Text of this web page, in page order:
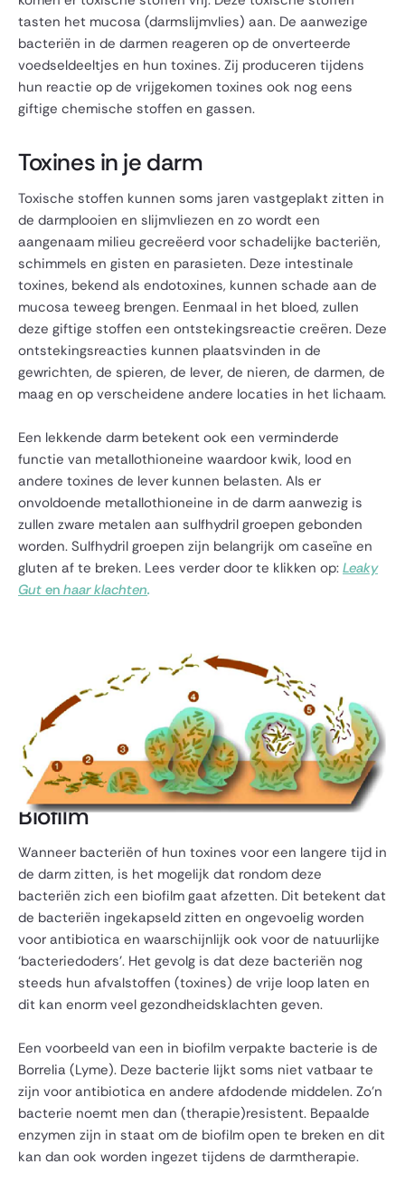
tasten het mucosa (darmslijmvlies) aan. De aanwezige
bacteriën in de darmen reageren op de onverteerde
voedseldeeltjes en hun toxines. Zij produceren tijdens
hun reactie op de vrijgekomen toxines ook nog eens
giftige chemische stoffen en gassen.
Toxines in je darm
Toxische stoffen kunnen soms jaren vastgeplakt zitten in
de darmplooien en slijmvliezen en zo wordt een
aangenaam milieu gecreëerd voor schadelijke bacteriën,
schimmels en gisten en parasieten. Deze intestinale
toxines, bekend als endotoxines, kunnen schade aan de
mucosa teweeg brengen. Eenmaal in het bloed, zullen
deze giftige stoffen een ontstekingsreactie creëren. Deze
ontstekingsreacties kunnen plaatsvinden in de
gewrichten, de spieren, de lever, de nieren, de darmen, de
maag en op verscheidene andere locaties in het lichaam.
Een lekkende darm betekent ook een verminderde
functie van metallothioneine waardoor kwik, lood en
andere toxines de lever kunnen belasten. Als er
onvoldoende metallothioneine in de darm aanwezig is
zullen zware metalen aan sulfhydril groepen gebonden
worden. Sulfhydril groepen zijn belangrijk om caseïne en
gluten af te breken. Lees verder door te klikken op: Leaky
Gut en haar klachten.
Biofilm
Wanneer bacteriën of hun toxines voor een langere tijd in
de darm zitten, is het mogelijk dat rondom deze
bacteriën zich een biofilm gaat afzetten. Dit betekent dat
de bacteriën ingekapseld zitten en ongevoelig worden
voor antibiotica en waarschijnlijk ook voor de natuurlijke
‘bacteriedoders’. Het gevolg is dat deze bacteriën nog
steeds hun afvalstoffen (toxines) de vrije loop laten en
dit kan enorm veel gezondheidsklachten geven.
Een voorbeeld van een in biofilm verpakte bacterie is de
Borrelia (Lyme). Deze bacterie lijkt soms niet vatbaar te
zijn voor antibiotica en andere afdodende middelen. Zo’n
bacterie noemt men dan (therapie)resistent. Bepaalde
enzymen zijn in staat om de biofilm open te breken en dit
kan dan ook worden ingezet tijdens de darmtherapie.